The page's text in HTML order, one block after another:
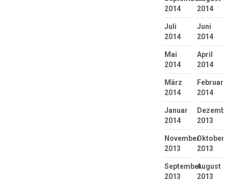
2014
2014
Juli
2014
Juni
2014
Mai
2014
April
2014
März
2014
Februar
2014
Januar
2014
2013
November
2013
Oktober
2013
September
2013
August
2013